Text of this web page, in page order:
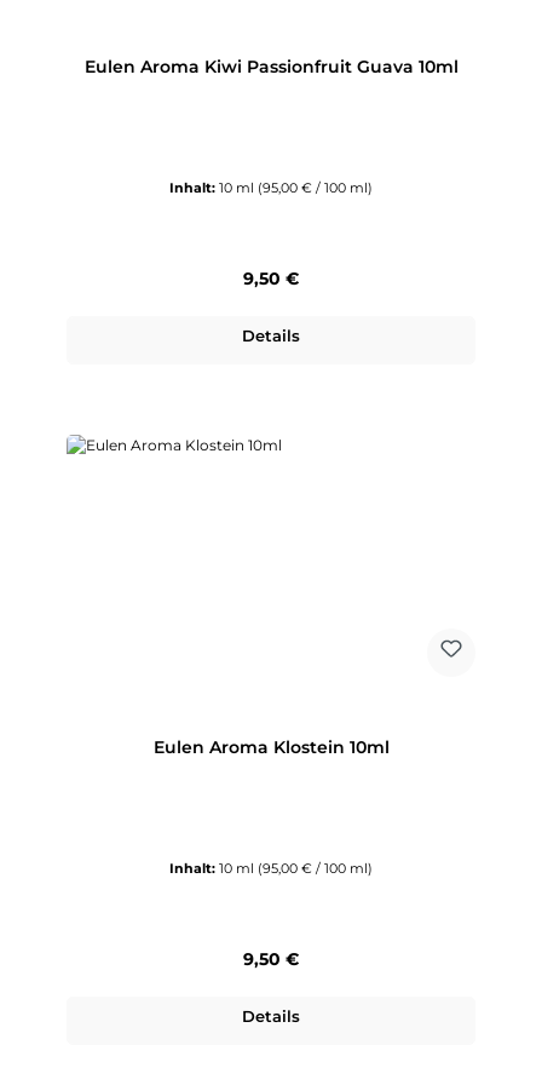
Eulen Aroma Kiwi Passionfruit Guava 10ml
Inhalt: 10 ml (95,00 € / 100 ml)
Regulärer Preis:
9,50 €
Details
Eulen Aroma Klostein 10ml
Inhalt: 10 ml (95,00 € / 100 ml)
Regulärer Preis:
9,50 €
Details